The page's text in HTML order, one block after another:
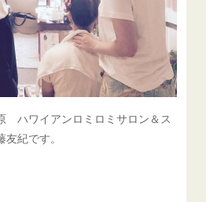
ワイアンロミロミサロン＆ス
紀です。